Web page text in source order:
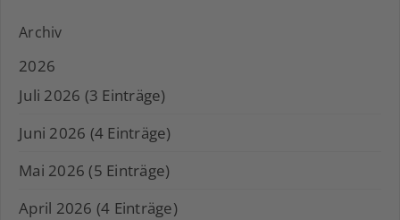
Archiv
2026
Juli 2026 (3 Einträge)
Juni 2026 (4 Einträge)
Mai 2026 (5 Einträge)
April 2026 (4 Einträge)